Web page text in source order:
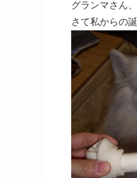
グランマさん
さて私からの